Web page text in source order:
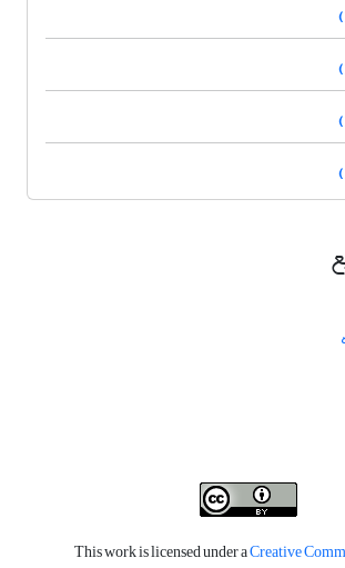
This work is licensed under aCreative